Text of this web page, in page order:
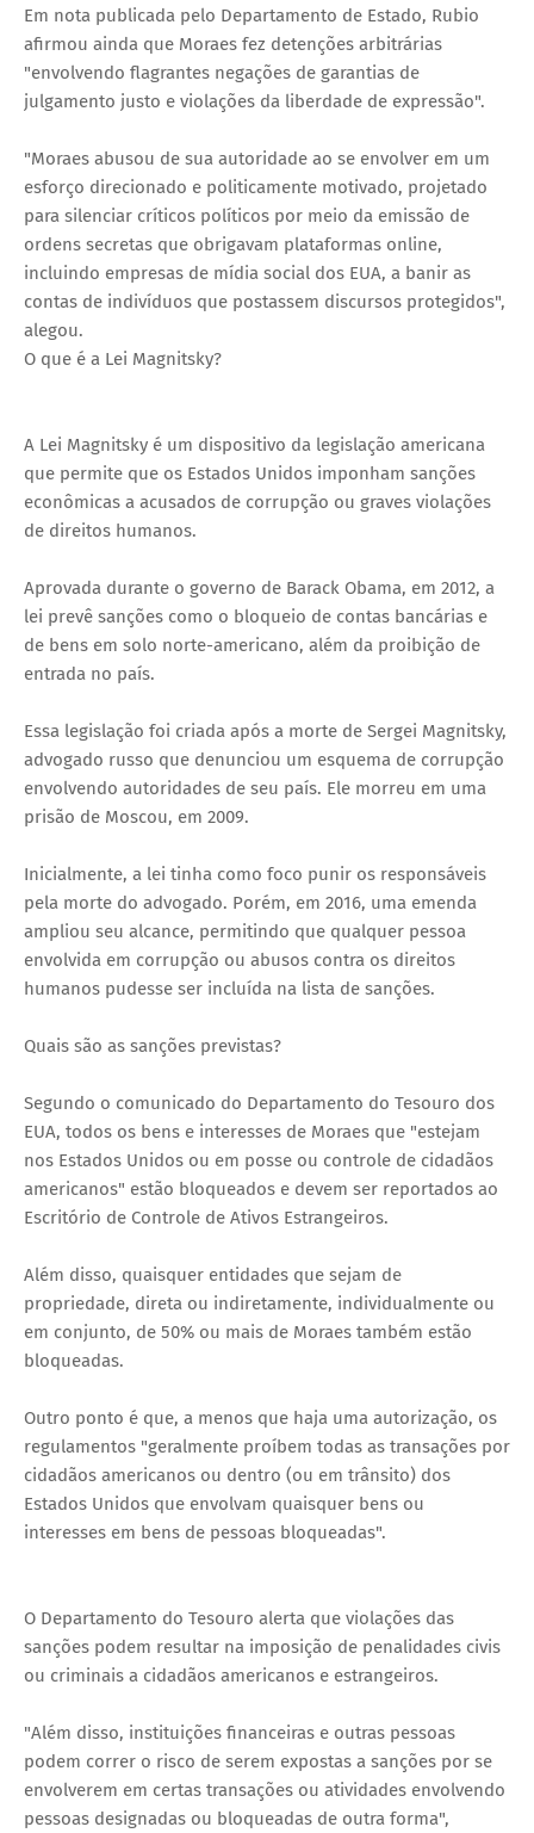
Em nota publicada pelo Departamento de Estado, Rubio
afirmou ainda que Moraes fez detenções arbitrárias
"envolvendo flagrantes negações de garantias de
julgamento justo e violações da liberdade de expressão".
"Moraes abusou de sua autoridade ao se envolver em um
esforço direcionado e politicamente motivado, projetado
para silenciar críticos políticos por meio da emissão de
ordens secretas que obrigavam plataformas online,
incluindo empresas de mídia social dos EUA, a banir as
contas de indivíduos que postassem discursos protegidos",
alegou.
O que é a Lei Magnitsky?
A Lei Magnitsky é um dispositivo da legislação americana
que permite que os Estados Unidos imponham sanções
econômicas a acusados de corrupção ou graves violações
de direitos humanos.
Aprovada durante o governo de Barack Obama, em 2012, a
lei prevê sanções como o bloqueio de contas bancárias e
de bens em solo norte-americano, além da proibição de
entrada no país.
Essa legislação foi criada após a morte de Sergei Magnitsky,
advogado russo que denunciou um esquema de corrupção
envolvendo autoridades de seu país. Ele morreu em uma
prisão de Moscou, em 2009.
Inicialmente, a lei tinha como foco punir os responsáveis
pela morte do advogado. Porém, em 2016, uma emenda
ampliou seu alcance, permitindo que qualquer pessoa
envolvida em corrupção ou abusos contra os direitos
humanos pudesse ser incluída na lista de sanções.
Quais são as sanções previstas?
Segundo o comunicado do Departamento do Tesouro dos
EUA, todos os bens e interesses de Moraes que "estejam
nos Estados Unidos ou em posse ou controle de cidadãos
americanos" estão bloqueados e devem ser reportados ao
Escritório de Controle de Ativos Estrangeiros.
Além disso, quaisquer entidades que sejam de
propriedade, direta ou indiretamente, individualmente ou
em conjunto, de 50% ou mais de Moraes também estão
bloqueadas.
Outro ponto é que, a menos que haja uma autorização, os
regulamentos "geralmente proíbem todas as transações por
cidadãos americanos ou dentro (ou em trânsito) dos
Estados Unidos que envolvam quaisquer bens ou
interesses em bens de pessoas bloqueadas".
O Departamento do Tesouro alerta que violações das
sanções podem resultar na imposição de penalidades civis
ou criminais a cidadãos americanos e estrangeiros.
"Além disso, instituições financeiras e outras pessoas
podem correr o risco de serem expostas a sanções por se
envolverem em certas transações ou atividades envolvendo
pessoas designadas ou bloqueadas de outra forma",